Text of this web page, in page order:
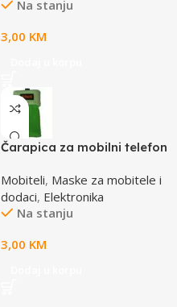
Na stanju
3,00 KM
Čarapica za mobilni telefon
65x100mm
Mobiteli, Maske za mobitele i
dodaci, Elektronika
Na stanju
3,00 KM